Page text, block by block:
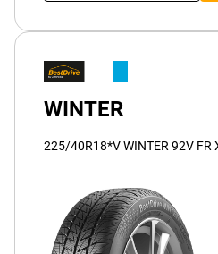
WINTER
225/40R18*V WINTER 92V FR